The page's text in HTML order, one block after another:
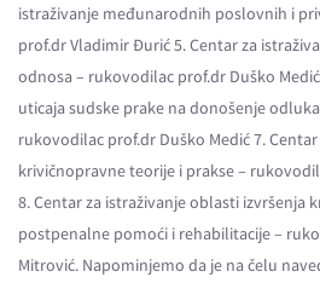
istraživanje međunarodnih poslovnih i
prof.dr Vladimir Đurić 5. Centar za
odnosa – rukovodilac prof.dr Duško
uticaja sudske prake na donošenje
rukovodilac prof.dr Duško Medić 7.
krivičnopravne teorije i prakse –
8. Centar za istraživanje oblasti izvršenja
postpenalne pomoći i rehabilitacije –
Mitrović. Napominjemo da je na čelu